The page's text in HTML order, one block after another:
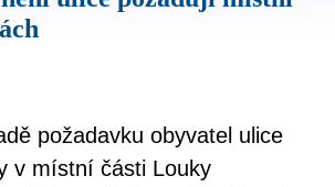
požadavku obyvatel ulice
v místní části Louky